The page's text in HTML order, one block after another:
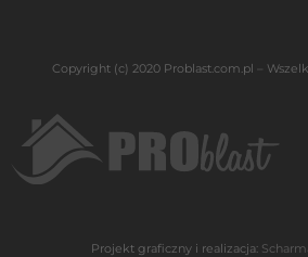
Copyright (c) 2020 Problast.com.pl –
Projekt graficzny i realizacja: